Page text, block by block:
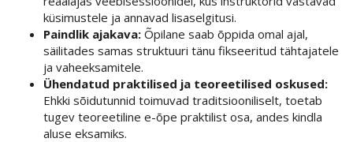
küsimustele ja annavad lisaselgitusi.
Paindlik ajakava: Õpilane saab õppida omal ajal,
säilitades samas struktuuri tänu fikseeritud tähtajatele
ja vaheeksamitele.
Ühendatud praktilised ja teoreetilised oskused:
Ehkki sõidutunnid toimuvad traditsiooniliselt, toetab
tugev teoreetiline e-õpe praktilist osa, andes kindla
aluse eksamiks.